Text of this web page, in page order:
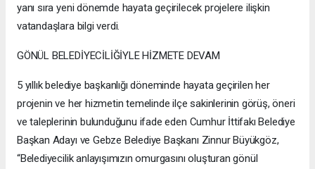
yanı sıra yeni dönemde hayata geçirilecek projelere ilişkin
vatandaşlara bilgi verdi.
GÖNÜL BELEDİYECİLİĞİYLE HİZMETE DEVAM
5 yıllık belediye başkanlığı döneminde hayata geçirilen her
projenin ve her hizmetin temelinde ilçe sakinlerinin görüş, öneri
ve taleplerinin bulunduğunu ifade eden Cumhur İttifakı Belediye
Başkan Adayı ve Gebze Belediye Başkanı Zinnur Büyükgöz,
“Belediyecilik anlayışımızın omurgasını oluşturan gönül